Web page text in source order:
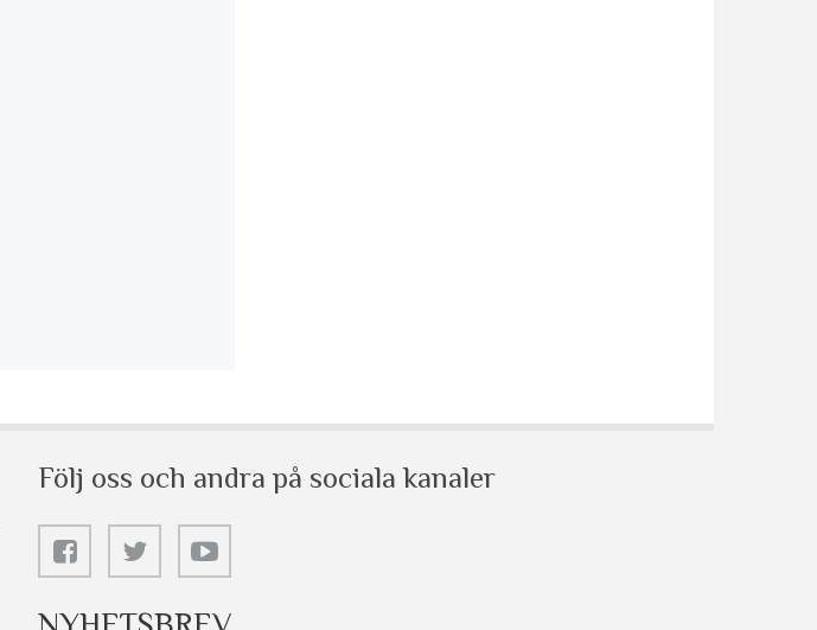
Följ oss och andra på sociala kanaler